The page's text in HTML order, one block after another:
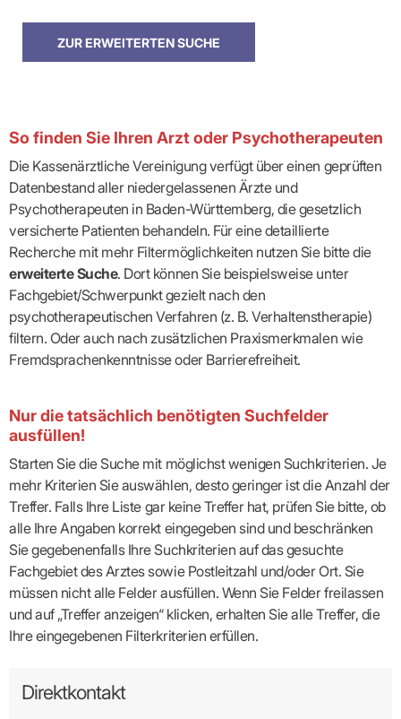
So finden Sie Ihren Arzt oder Psychotherapeuten
Die Kassenärztliche Vereinigung verfügt über einen geprüften
Datenbestand aller niedergelassenen Ärzte und
Psychotherapeuten in Baden-Württemberg, die gesetzlich
versicherte Patienten behandeln. Für eine detaillierte
Recherche mit mehr Filtermöglichkeiten nutzen Sie bitte die
erweiterte Suche. Dort können Sie beispielsweise unter
Fachgebiet/Schwerpunkt gezielt nach den
psychotherapeutischen Verfahren (z. B. Verhaltenstherapie)
filtern. Oder auch nach zusätzlichen Praxismerkmalen wie
Fremdsprachenkenntnisse oder Barrierefreiheit.
Nur die tatsächlich benötigten Suchfelder
ausfüllen!
Starten Sie die Suche mit möglichst wenigen Suchkriterien. Je
mehr Kriterien Sie auswählen, desto geringer ist die Anzahl der
Treffer. Falls Ihre Liste gar keine Treffer hat, prüfen Sie bitte, ob
alle Ihre Angaben korrekt eingegeben sind und beschränken
Sie gegebenenfalls Ihre Suchkriterien auf das gesuchte
Fachgebiet des Arztes sowie Postleitzahl und/oder Ort. Sie
müssen nicht alle Felder ausfüllen. Wenn Sie Felder freilassen
und auf „Treffer anzeigen“ klicken, erhalten Sie alle Treffer, die
Ihre eingegebenen Filterkriterien erfüllen.
Direktkontakt